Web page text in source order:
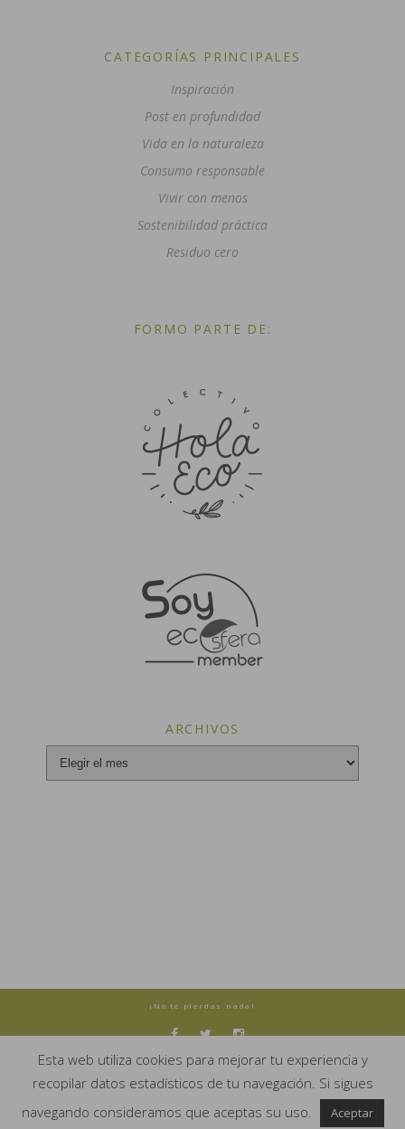
CATEGORÍAS PRINCIPALES
Inspiración
Post en profundidad
Vida en la naturaleza
Consumo responsable
Vivir con menos
Sostenibilidad práctica
Residuo cero
FORMO PARTE DE:
ARCHIVOS
Archivos
¡No te pierdas nada!
es original (salvo especificado). Puedes compartirlo siempre que
incluyas una referencia y un link URL a este espacio.
Three Feelings Theme
Esta web utiliza cookies para mejorar tu experiencia y
recopilar datos estadísticos de tu navegación. Si sigues
navegando consideramos que aceptas su uso.
Aceptar